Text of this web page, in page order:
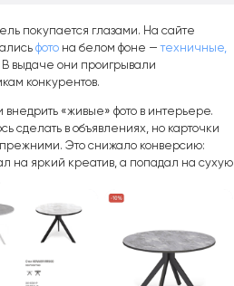
покупается глазами. На сайте
фото на белом фоне —техничные,
В выдаче они проигрывали
конкурентов.
«живые» фото в интерьере.
сделать в объявлениях, но карточки
прежними. Это снижало конверсию:
на яркий креатив, а попадал на сухую